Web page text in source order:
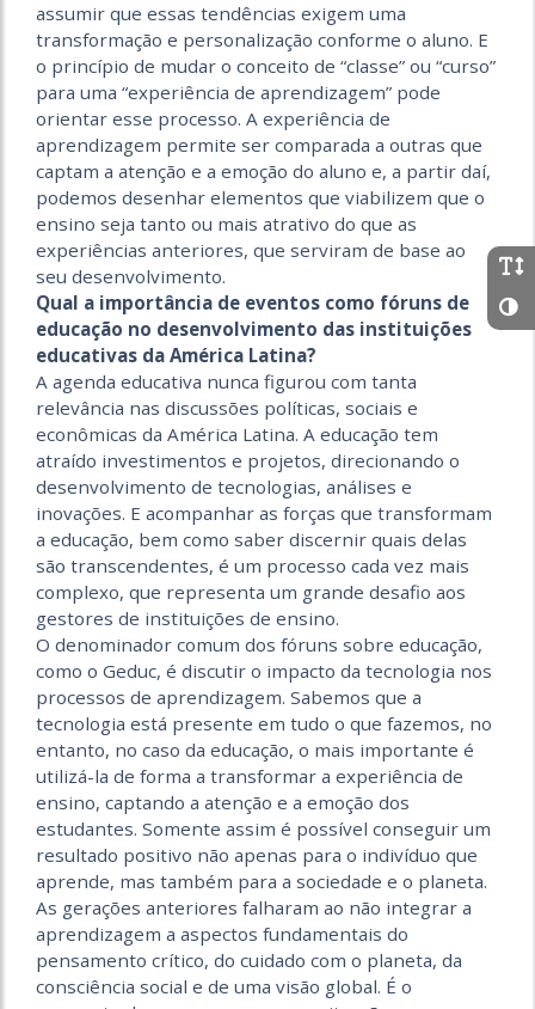
assumir que essas tendências exigem uma
transformação e personalização conforme o aluno. E
o princípio de mudar o conceito de “classe” ou “curso”
para uma “experiência de aprendizagem” pode
orientar esse processo. A experiência de
aprendizagem permite ser comparada a outras que
captam a atenção e a emoção do aluno e, a partir daí,
podemos desenhar elementos que viabilizem que o
ensino seja tanto ou mais atrativo do que as
experiências anteriores, que serviram de base ao
seu desenvolvimento.
Qual a importância de eventos como fóruns de
educação no desenvolvimento das instituições
educativas da América Latina?
A agenda educativa nunca figurou com tanta
relevância nas discussões políticas, sociais e
econômicas da América Latina. A educação tem
atraído investimentos e projetos, direcionando o
desenvolvimento de tecnologias, análises e
inovações. E acompanhar as forças que transformam
a educação, bem como saber discernir quais delas
são transcendentes, é um processo cada vez mais
complexo, que representa um grande desafio aos
gestores de instituições de ensino.
O denominador comum dos fóruns sobre educação,
como o Geduc, é discutir o impacto da tecnologia nos
processos de aprendizagem. Sabemos que a
tecnologia está presente em tudo o que fazemos, no
entanto, no caso da educação, o mais importante é
utilizá-la de forma a transformar a experiência de
ensino, captando a atenção e a emoção dos
estudantes. Somente assim é possível conseguir um
resultado positivo não apenas para o indivíduo que
aprende, mas também para a sociedade e o planeta.
As gerações anteriores falharam ao não integrar a
aprendizagem a aspectos fundamentais do
pensamento crítico, do cuidado com o planeta, da
consciência social e de uma visão global. É o